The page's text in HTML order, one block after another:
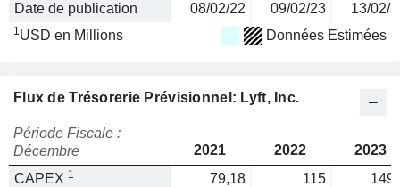
Date de publication 08/02/22 09/02/23 13/02/
1USD en Millions Données Estimées
Flux de Trésorerie Prévisionnel: Lyft, Inc.
Période Fiscale :
Décembre
2021 2022
2023
CAPEX 1 79,18 115